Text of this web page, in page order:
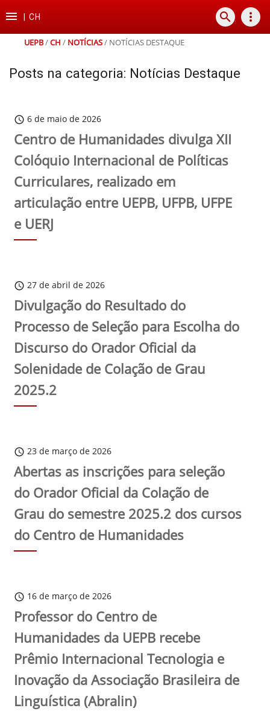
para
conteúdo
para
para
para
rodapé
 |CH search more_vert
UEPB/CH / NOTÍCIAS/ NOTÍCIAS DESTAQUE
Posts na categoria: Notícias Destaque
schedule 6 de maio de 2026
Centro de Humanidades divulga XII
Colóquio Internacional de Políticas
Curriculares, realizado em
articulação entre UEPB, UFPB, UFPE
e UERJ
schedule 27 de abril de 2026
Divulgação do Resultado do
Processo de Seleção para Escolha do
Discurso do Orador Oficial da
Solenidade de Colação de Grau
2025.2
schedule 23 de março de 2026
Abertas as inscrições para seleção
do Orador Oficial da Colação de
Grau do semestre 2025.2 dos cursos
do Centro de Humanidades
schedule 16 de março de 2026
Professor do Centro de
Humanidades da UEPB recebe
Prêmio Internacional Tecnologia e
Inovação da Associação Brasileira de
Linguística (Abralin)